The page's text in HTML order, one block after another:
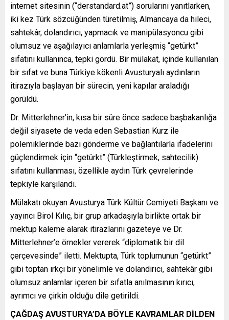
internet sitesinin (“derstandard.at”) sorularını yanıtlarken,
iki kez Türk sözcüğünden türetilmiş, Almancaya da hileci,
sahtekâr, dolandırıcı, yapmacık ve manipülasyoncu gibi
olumsuz ve aşağılayıcı anlamlarla yerleşmiş “getürkt”
sıfatını kullanınca, tepki gördü. Bir mülakat, içinde kullanılan
bir sıfat ve buna Türkiye kökenli Avusturyalı aydınların
itirazıyla başlayan bir sürecin, yeni kapılar araladığı
görüldü.
Dr. Mitterlehner’in, kısa bir süre önce sadece başbakanlığa
değil siyasete de veda eden Sebastian Kurz ile
polemiklerinde bazı gönderme ve bağlantılarla ifadelerini
güçlendirmek için “getürkt” (Türkleştirmek, sahtecilik)
sıfatını kullanması, özellikle aydın Türk çevrelerinde
tepkiyle karşılandı.
Mülakatı okuyan Avusturya Türk Kültür Cemiyeti Başkanı ve
yayıncı Birol Kılıç, bir grup arkadaşıyla birlikte ortak bir
mektup kaleme alarak itirazlarını gazeteye ve Dr.
Mitterlehner’e örnekler vererek “diplomatik bir dil
çerçevesinde” iletti. Mektupta, Türk toplumunun “getürkt”
gibi toptan ırkçı bir yönelimle ve dolandırıcı, sahtekâr gibi
olumsuz anlamlar içeren bir sıfatla anılmasının kırıcı,
ayrımcı ve çirkin olduğu dile getirildi.
ÇAĞDAŞ AVUSTURYA’DA BÖYLE KAVRAMLAR DİLDEN